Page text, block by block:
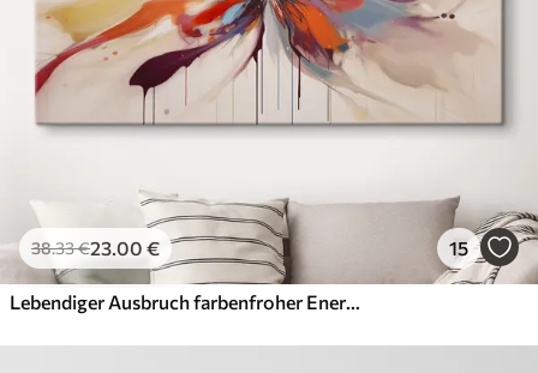
38.33€23.00 € 15
Lebendiger Ausbruch farbenfroher Energie